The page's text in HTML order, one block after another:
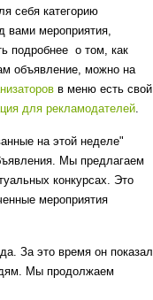
себя категорию
вами мероприятия,
подробнее о том, как
объявление, можно на
в меню есть свой
для рекламодателей.
на этой неделе"
Мы предлагаем
конкурсах. Это
мероприятия
За это время он показал
Мы продолжаем